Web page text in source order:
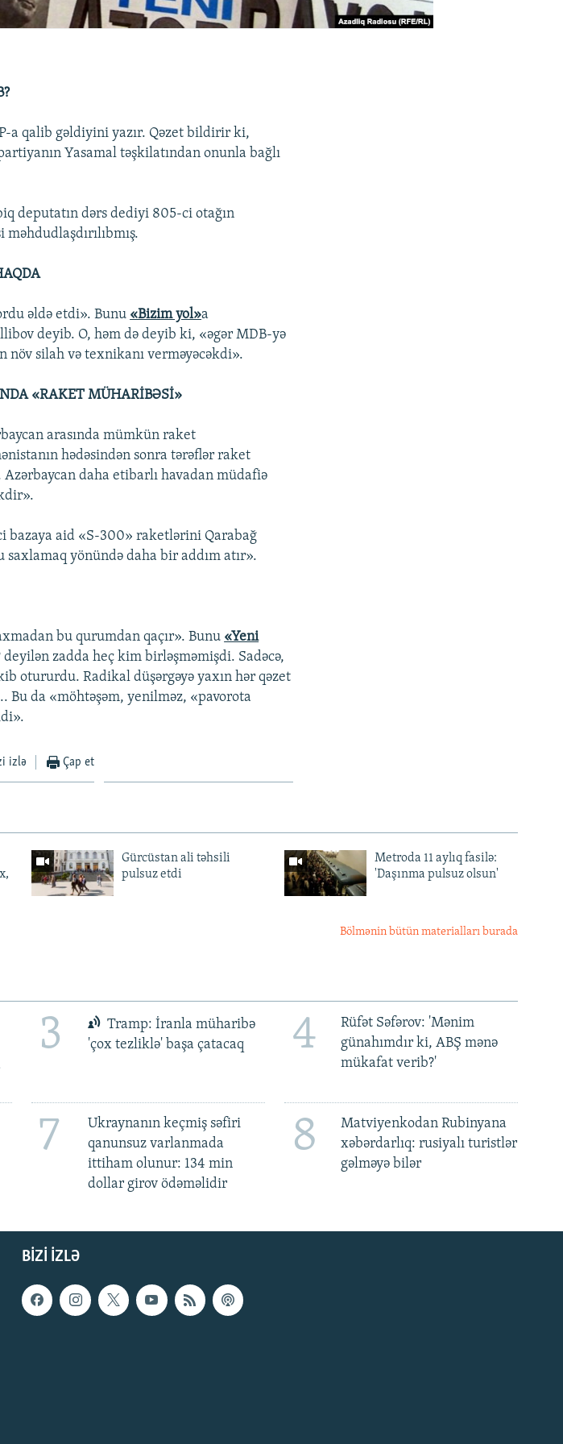
a qalib gəldiyini yazır. Qəzet bildirir ki,
Yasamal təşkilatından onunla bağlı
deputatın dərs dediyi 805-ci otağın
əldə etdi». Bunu «Bizim yol»a
deyib. O, həm də deyib ki, «əgər MDB-yə
növ silah və texnikanı verməyəcəkdi».
«RAKET MÜHARİBƏSİ»
arasında mümkün raket
hədəsindən sonra tərəflər raket
daha etibarlı havadan müdafiə
bazaya aid «S-300» raketlərini Qarabağ
yönündə daha bir addım atır».
bu qurumdan qaçır». Bunu «Yeni
zadda heç kim birləşməmişdi. Sadəcə,
otururdu. Radikal düşərgəyə yaxın hər qəzet
Bu da «möhtəşəm, yenilməz, «pavorota
izlə Çap et
Gürcüstan ali təhsili
pulsuz etdi
Metroda 11 aylıq fasilə:
'Daşınma pulsuz olsun'
Bölmənin bütün materialları burada
3
Tramp: İranla müharibə
'çox tezliklə' başa çatacaq
4
Rüfət Səfərov: 'Mənim
günahımdır ki, ABŞ mənə
mükafat verib?'
7
Ukraynanın keçmiş səfiri
qanunsuz varlanmada
ittiham olunur: 134 min
dollar girov ödəməlidir
8
Matviyenkodan Rubinyana
xəbərdarlıq: rusiyalı turistlər
gəlməyə bilər
BIZI IZLƏ